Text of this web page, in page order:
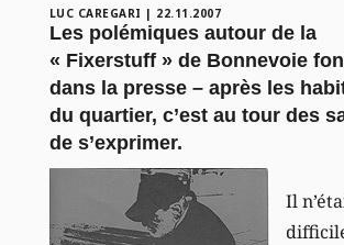
LUC CAREGARI | 22.11.2007
Les polémiques autour de la
« Fixerstuff » de Bonnevoie
dans la presse – après les
du quartier, c’est au tour des
de s’exprimer.
Il